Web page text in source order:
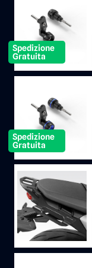
Spedizione
Gratuita
Spedizione
Gratuita